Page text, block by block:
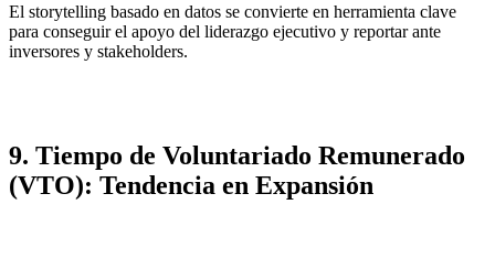
El storytelling basado en datos se convierte en herramienta clave
para conseguir el apoyo del liderazgo ejecutivo y reportar ante
inversores y stakeholders.
9. Tiempo de Voluntariado Remunerado
(VTO): Tendencia en Expansión